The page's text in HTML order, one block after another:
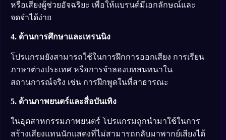
หรือเสียงผู้ช่วยอัจฉริยะ เพื่อให้แบรนด์มีเอกลักษณ์และ
จดจำได้ง่าย
4. ด้านการศึกษาและเทรนนิง
โปรแกรมยังสามารถใช้ในการฝึกการออกเสียง การเรียน
ภาษาต่างประเทศ หรือการจำลองบทสนทนาใน
สถานการณ์จริง เช่น การฝึกพูดในที่สาธารณะ
5. ด้านภาพยนตร์และสื่อบันเทิง
ในอุตสาหกรรมภาพยนตร์ โปรแกรมถูกนำมาใช้ในการ
สร้างเสียงแทนนักแสดงที่ไม่สามารถกลับมาพากย์เสียงได้